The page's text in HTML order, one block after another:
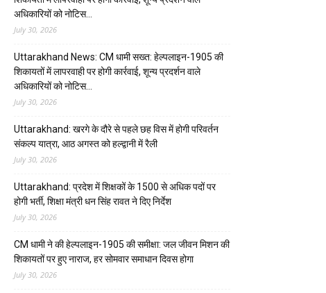
अधिकारियों को नोटिस…
July 30, 2026
Uttarakhand News: CM धामी सख्त: हेल्पलाइन-1905 की
शिकायतों में लापरवाही पर होगी कार्रवाई, शून्य प्रदर्शन वाले
अधिकारियों को नोटिस…
July 30, 2026
Uttarakhand: खरगे के दौरे से पहले छह विस में होगी परिवर्तन
संकल्प यात्रा, आठ अगस्त को हल्द्वानी में रैली
July 30, 2026
Uttarakhand: प्रदेश में शिक्षकों के 1500 से अधिक पदों पर
होगी भर्ती, शिक्षा मंत्री धन सिंह रावत ने दिए निर्देश
July 30, 2026
CM धामी ने की हेल्पलाइन-1905 की समीक्षा: जल जीवन मिशन की
शिकायतों पर हुए नाराज, हर सोमवार समाधान दिवस होगा
July 30, 2026